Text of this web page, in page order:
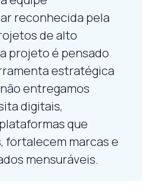
reconhecida pela
de alto
projeto é pensado
estratégica
entregamos
digitais,
que
fortalecem marcas e
mensuráveis.